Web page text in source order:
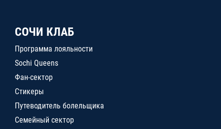
СОЧИ КЛАБ
Программа лояльности
Sochi Queens
Фан-сектор
Стикеры
Путеводитель болельщика
Семейный сектор